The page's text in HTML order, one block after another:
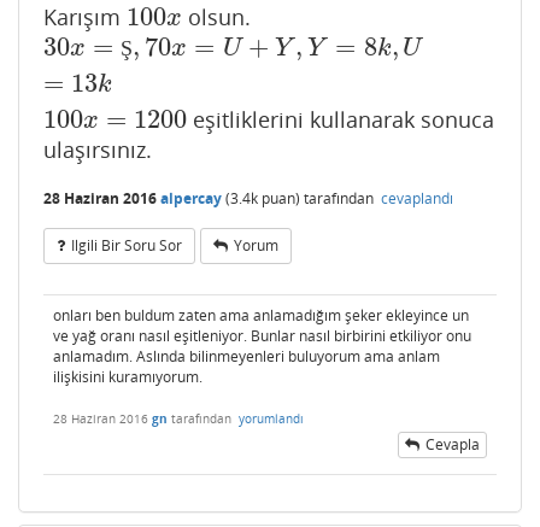
Karışım 100x
100x olsun.
30x = Ş, 70x = U + Y , Y = 8k, U
= 13k
30x= Ş,70x =U+Y ,Y= 8k ,U=13 k
100x = 1200
100x= 1200
eşitliklerini kullanarak sonuca
ulaşırsınız.
28 Haziran 2016alpercay(3.4k puan) tarafından cevaplandı
Ilgili Bir Soru Sor Yorum
onları ben buldum zaten ama anlamadığım şeker ekleyince un
ve yağ oranı nasıl eşitleniyor. Bunlar nasıl birbirini etkiliyor onu
anlamadım. Aslında bilinmeyenleri buluyorum ama anlam
ilişkisini kuramıyorum.
28 Haziran 2016 gn tarafından yorumlandı
Cevapla